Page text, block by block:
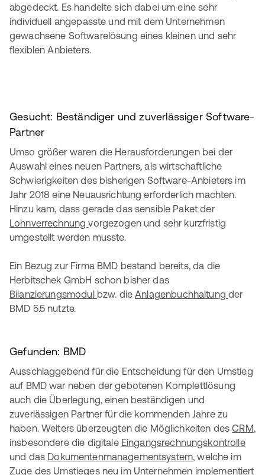
abgedeckt. Es handelte sich dabei um eine sehr
individuell angepasste und mit dem Unternehmen
gewachsene Softwarelösung eines kleinen und sehr
flexiblen Anbieters.
Gesucht: Beständiger und zuverlässiger Software-
Partner
Umso größer waren die Herausforderungen bei der
Auswahl eines neuen Partners, als wirtschaftliche
Schwierigkeiten des bisherigen Software-Anbieters im
Jahr 2018 eine Neuausrichtung erforderlich machten.
Hinzu kam, dass gerade das sensible Paket der
Lohnverrechnungvorgezogen und sehr kurzfristig
umgestellt werden musste.
Ein Bezug zur Firma BMD bestand bereits, da die
Herbitschek GmbH schon bisher das
Bilanzierungsmodul bzw. dieAnlagenbuchhaltung der
BMD 5.5 nutzte.
Gefunden: BMD
Ausschlaggebend für die Entscheidung für den Umstieg
auf BMD war neben der gebotenen Komplettlösung
auch die Überlegung, einen beständigen und
zuverlässigen Partner für die kommenden Jahre zu
haben. Weiters überzeugten die Möglichkeiten desCRM,
insbesondere die digitale Eingangsrechnungskontrolle
und das Dokumentenmanagementsystem, welche im
Zuge des Umstieges neu im Unternehmen implementiert